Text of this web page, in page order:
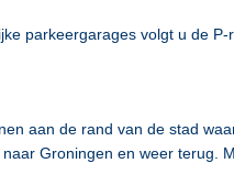
parkeergarages volgt u de
aan de rand van de stad
Groningen en weer terug.